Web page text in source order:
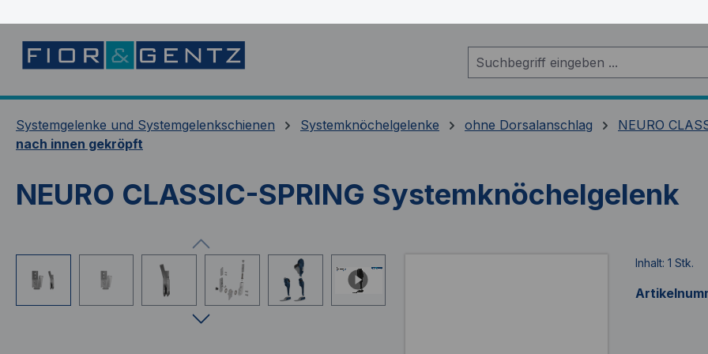
Systemgelenke und Systemgelenkschienen Systemknöchelgelenke ohne Dorsalanschlag
NEURO
nach innen gekröpft
NEURO CLASSIC-SPRING Systemknöchelgelenk
Bildergalerie überspringen Inhalt: 1 Stk.